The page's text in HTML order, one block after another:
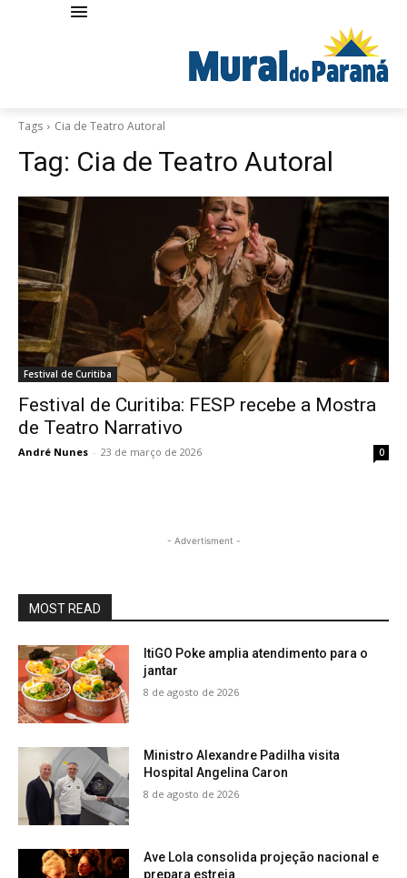
Tags Cia de Teatro Autoral
Tag: Cia de Teatro Autoral
Festival de Curitiba
Festival de Curitiba: FESP recebe a Mostra
de Teatro Narrativo
André Nunes - 23 de março de 2026 0
- Advertisment -
MOST READ
ItiGO Poke amplia atendimento para o
jantar
8 de agosto de 2026
Ministro Alexandre Padilha visita
Hospital Angelina Caron
8 de agosto de 2026
Ave Lola consolida projeção nacional e
prepara estreia